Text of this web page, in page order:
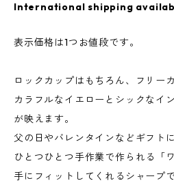
International shipping
表示価格は1つお値段です。
ロックカップはもちろん、フリー
カラフルなイエローとシックなイ
が映えます。
父の日やバレンタインなどギフト
ひとつひとつ手作業で作られる「
手にフィットしてくれるシャープ